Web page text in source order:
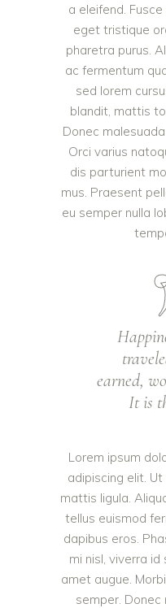
a eleifend.
eget tristique
pharetra purus.
ac fermentum
sed lorem
blandit, mattis
Donec
Orci varius
dis parturient
mus. Praesent
eu semper nulla
earned,
It is
Lorem ipsum
adipiscing elit.
mattis ligula.
tellus euismod
dapibus eros.
mi nisl, viverra
amet augue.
semper. Donec